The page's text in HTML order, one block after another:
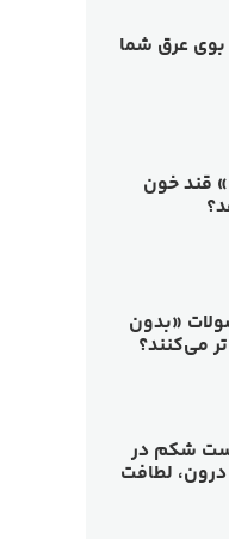
بوی عرق شما
قند خون
«بدون
می‌کنند؟
شکم در
درون، لطافت